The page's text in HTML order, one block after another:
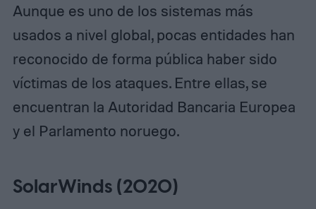
Aunque es uno de los sistemas más
usados a nivel global, pocas entidades han
reconocido de forma pública haber sido
víctimas de los ataques. Entre ellas, se
encuentran la Autoridad Bancaria Europea
y el Parlamento noruego.
SolarWinds (2020)